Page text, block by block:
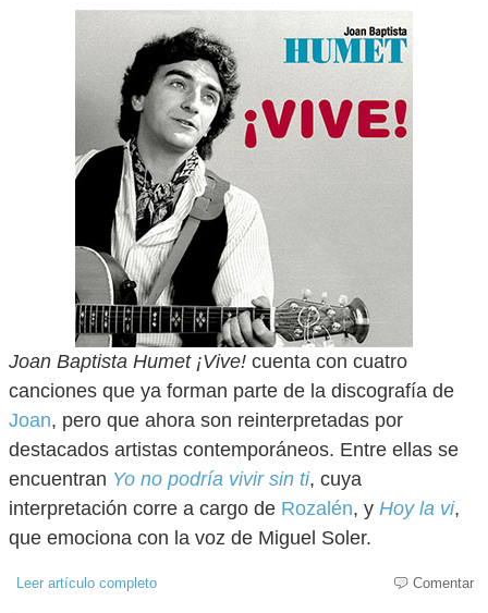
Joan Baptista Humet ¡Vive! cuenta con cuatro
canciones que ya forman parte de la discografía de
Joan, pero que ahora son reinterpretadas por
destacados artistas contemporáneos. Entre ellas se
encuentran Yo no podría vivir sin ti, cuya
interpretación corre a cargo de Rozalén, y Hoy la vi,
que emociona con la voz de Miguel Soler.
Leer artículo completo Comentar